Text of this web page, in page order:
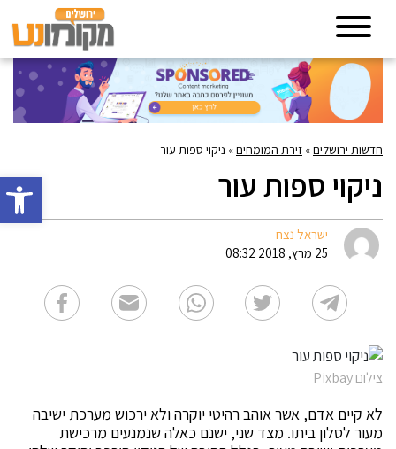
פתח
חדשות ירושלים» זירת המומחים» ניקוי ספות עור
ניקוי ספות עור
ישראל נצח
25 מרץ, 2018 08:32
צילום Pixbay
לא קיים אדם, אשר אוהב רהיטי יוקרה ולא ירכוש מערכת ישיבה
מעור לסלון ביתו. מצד שני, ישנם כאלה שנמנעים מרכישת